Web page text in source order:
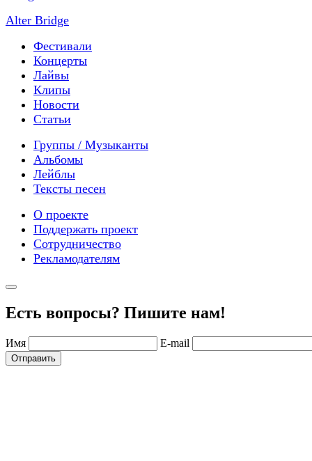
Alter Bridge
Фестивали
Концерты
Лайвы
Клипы
Новости
Статьи
Группы / Музыканты
Альбомы
Лейблы
Тексты песен
О проекте
Поддержать проект
Сотрудничество
Рекламодателям
Есть вопросы? Пишите нам!
Имя E-mail